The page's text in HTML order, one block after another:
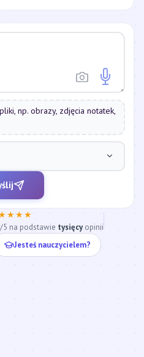
np. obrazy, zdjęcia notatek,
5 na podstawie tysięcyopinii
Jesteś nauczycielem?